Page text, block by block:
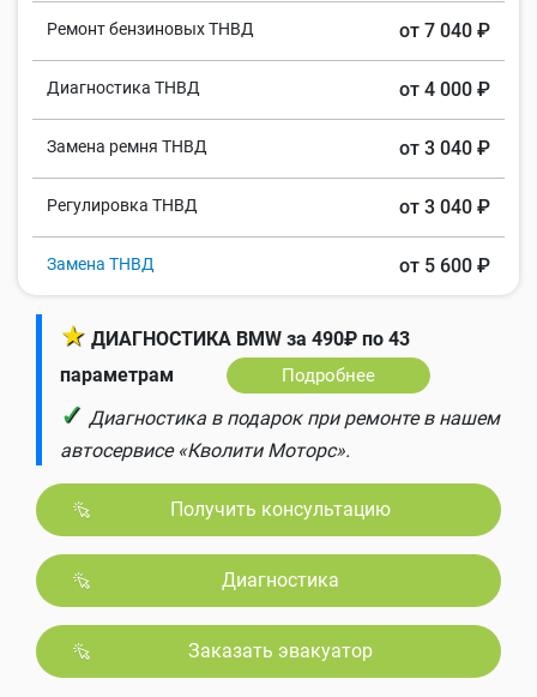
Ремонт бензиновых ТНВД от 7 040 ₽
Диагностика ТНВД от 4 000 ₽
Замена ремня ТНВД от 3 040 ₽
Регулировка ТНВД от 3 040 ₽
Замена ТНВД от 5 600 ₽
★ ДИАГНОСТИКА BMW за 490₽ по 43
параметрам
Подробнее
✓ Диагностика в подарок при ремонте в нашем
автосервисе «Кволити Моторс».
Получить консультацию
Диагностика
Заказать эвакуатор